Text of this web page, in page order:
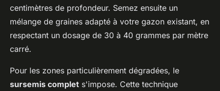
centimètres de profondeur. Semez ensuite un
mélange de graines adapté à votre gazon existant, en
respectant un dosage de 30 à 40 grammes par mètre
carré.
Pour les zones particulièrement dégradées, le
sursemis complet s'impose. Cette technique